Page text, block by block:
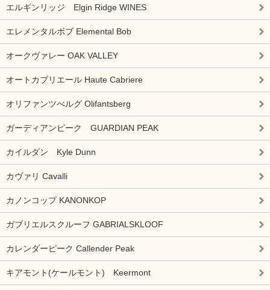
エルギンリッジ Elgin Ridge WINES
エレメンタルボブ Elemental Bob
オークヴァレー OAK VALLEY
オートカブリエール Haute Cabriere
オリファンツべルグ Olifantsberg
ガーディアンピーク GUARDIAN PEAK
カイルダン Kyle Dunn
カヴァリ Cavalli
カノンコップ KANONKOP
ガブリエルスクルーフ GABRIALSKLOOF
カレンダーピーク Callender Peak
キアモント(ケールモント) Keermont